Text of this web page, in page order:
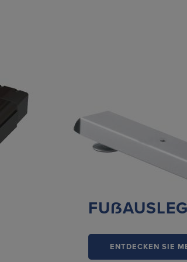
ENTDECKEN SIE